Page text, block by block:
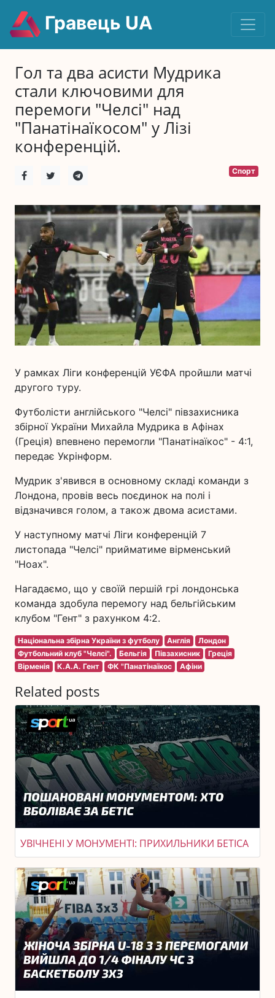
Гравець UA
Гол та два асисти Мудрика
стали ключовими для
перемоги "Челсі" над
"Панатінаїкосом" у Лізі
конференцій.
Спорт
У рамках Ліги конференцій УЄФА пройшли матчі
другого туру.
Футболісти англійського "Челсі" півзахисника
збірної України Михайла Мудрика в Афінах
(Греція) впевнено перемогли "Панатінаїкос" - 4:1,
передає Укрінформ.
Мудрик з'явився в основному складі команди з
Лондона, провів весь поєдинок на полі і
відзначився голом, а також двома асистами.
У наступному матчі Ліги конференцій 7
листопада "Челсі" прийматиме вірменський
"Ноах".
Нагадаємо, що у своїй першій грі лондонська
команда здобула перемогу над бельгійським
клубом "Гент" з рахунком 4:2.
Національна збірна України з футболу Англія
Лондон
Футбольний клуб "Челсі".
Бельгія Півзахисник
Греція
Вірменія
К.А.А. Гент ФК "Панатінаїкос Афіни
Related posts
УВІЧНЕНІ У МОНУМЕНТІ: ПРИХИЛЬНИКИ БЕТІСА